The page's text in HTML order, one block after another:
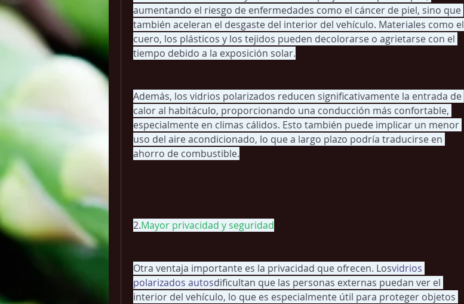
aumentando el riesgo de enfermedades como el cáncer de piel, sino que
también aceleran el desgaste del interior del vehículo. Materiales como el
cuero, los plásticos y los tejidos pueden decolorarse o agrietarse con el
tiempo debido a la exposición solar.
Además, los vidrios polarizados reducen significativamente la entrada de
calor al habitáculo, proporcionando una conducción más confortable,
especialmente en climas cálidos. Esto también puede implicar un menor
uso del aire acondicionado, lo que a largo plazo podría traducirse en
ahorro de combustible.
2.Mayor privacidad y seguridad​
Otra ventaja importante es la privacidad que ofrecen. Losvidrios
polarizados autosdificultan que las personas externas puedan ver el
interior del vehículo, lo que es especialmente útil para proteger objetos